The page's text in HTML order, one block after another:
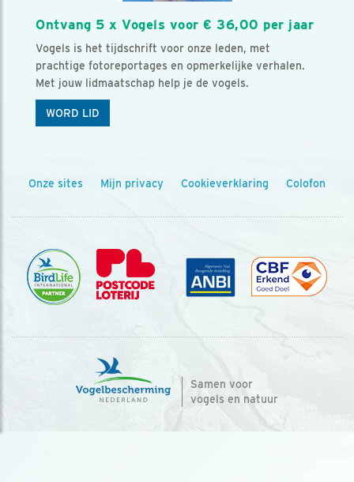
Ontvang 5 x Vogels voor € 36,00 per jaar
Vogels is het tijdschrift voor onze leden, met
prachtige fotoreportages en opmerkelijke verhalen.
Met jouw lidmaatschap help je de vogels.
WORD LID
Onze sites Mijn privacy Cookieverklaring Colofon
Samen voor
vogels en natuur